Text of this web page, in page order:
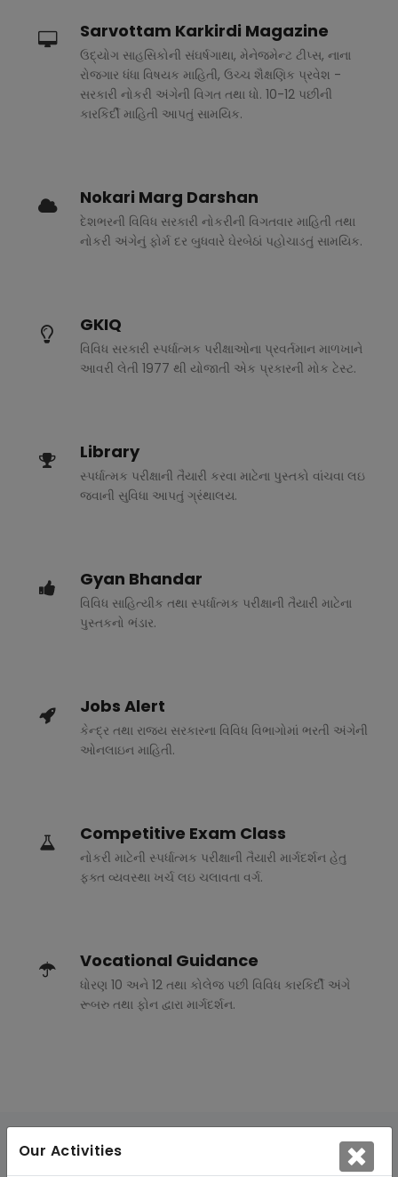
Our Activities
Sarvottam Karkirdi Magazine
ઉદ્યોગ સાહસિકોની સંઘર્ષગાથા, મેનેજમેન્ટ ટીપ્સ, નાના
રોજગાર ધંધા વિષયક માહિતી, ઉચ્ચ શૈક્ષણિક પ્રવેશ -
સરકારી નોકરી અંગેની વિગત તથા ધો. 10-12 પછીની
કારકિર્દી માહિતી આપતું સામયિક.
Nokari Marg Darshan
દેશભરની વિવિધ સરકારી નોકરીની વિગતવાર માહિતી તથા
નોકરી અંગેનું ફોર્મ દર બુધવારે ઘેરબેઠાં પહોચાડતું સામયિક.
GKIQ
વિવિધ સરકારી સ્પર્ધાત્મક પરીક્ષાઓના પ્રવર્તમાન માળખાને
આવરી લેતી 1977 થી યોજાતી એક પ્રકારની મોક ટેસ્ટ.
Library
સ્પર્ધાત્મક પરીક્ષાની તૈયારી કરવા માટેના પુસ્તકો વાંચવા લઇ
જવાની સુવિધા આપતું ગ્રંથાલય.
Gyan Bhandar
વિવિધ સાહિત્યીક તથા સ્પર્ધાત્મક પરીક્ષાની તૈયારી માટેના
પુસ્તકનો ભંડાર.
Jobs Alert
કેન્દ્ર તથા રાજ્ય સરકારના વિવિધ વિભાગોમાં ભરતી અંગેની
ઓનલાઇન માહિતી.
Competitive Exam Class
નોકરી માટેની સ્પર્ધાત્મક પરીક્ષાની તૈયારી માર્ગદર્શન હેતુ
ફક્ત વ્યવસ્થા ખર્ચ લઇ ચલાવતા વર્ગ.
Vocational Guidance
ધોરણ 10 અને 12 તથા કોલેજ પછી વિવિધ કારકિર્દી અંગે
રૂબરુ તથા ફોન દ્વારા માર્ગદર્શન.